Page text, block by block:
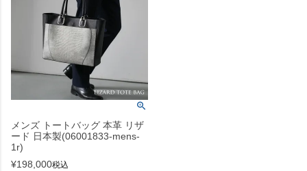
メンズ トートバッグ 本革 リザ
ード 日本製(06001833-mens-
1r)
¥198,000税込